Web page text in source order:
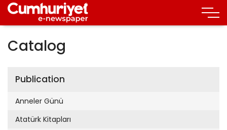
Catalog
Publication
Anneler Günü
Atatürk Kitapları